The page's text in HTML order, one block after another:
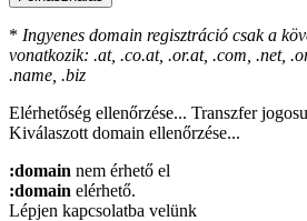
* Ingyenes domain regisztráció csak a
vonatkozik: .at, .co.at, .or.at, .com, .net,
.name, .biz
Elérhetőség ellenőrzése... Transzfer
Kiválaszott domain ellenőrzése...
:domain nem érhető el
:domain elérhető.
Lépjen kapcsolatba velünk